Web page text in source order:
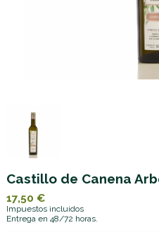
Castillo de Canena
17,50 €
Impuestos incluidos
Entrega en 48/72 horas.